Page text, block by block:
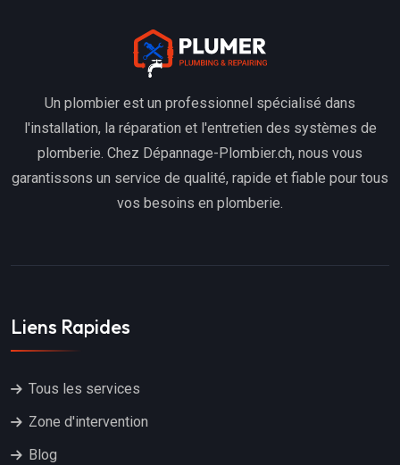
Un plombier est un professionnel spécialisé dans
l'installation, la réparation et l'entretien des systèmes de
plomberie. Chez Dépannage-Plombier.ch, nous vous
garantissons un service de qualité, rapide et fiable pour tous
vos besoins en plomberie.
Liens Rapides
Tous les services
Zone d'intervention
Blog